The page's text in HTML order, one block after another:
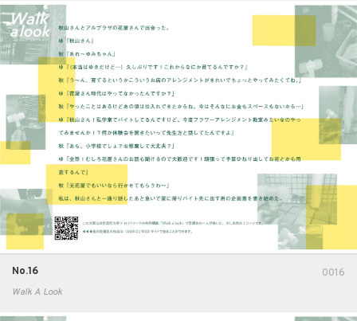
0016
No.16
Walk A Look